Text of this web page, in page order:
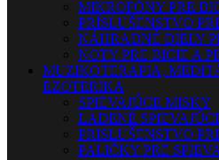
MIKROFÓNY PRE
PRÍSLUŠENSTVO
NÁHRADNÉ DIELY
NOTY PRE BICIE A
MUZIKOTERAPIA,
EZOTERIKA
SPIEVAJÚCE MISKY
LADENÉ
PRISLUŠENSTVO
PALIČKY PRE